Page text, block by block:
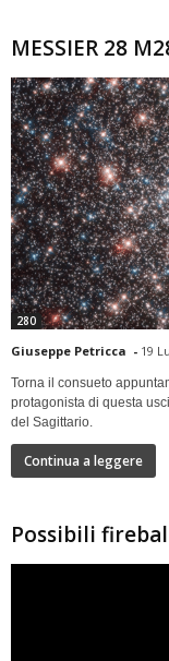
MESSIER 28
280
Giuseppe Petricca - 19
Torna il consueto
protagonista di questa
del Sagittario.
Continua a leggere
Possibili